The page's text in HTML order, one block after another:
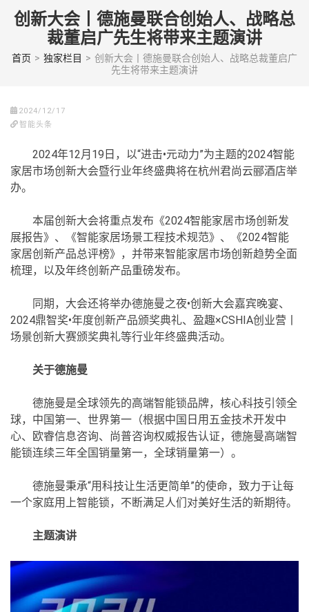
Skip
(Press
创新大会丨德施曼联合创始人、战略总
裁董启广先生将带来主题演讲
首页 > 独家栏目 > 创新大会丨德施曼联合创始人、战略总裁董启广
先生将带来主题演讲
2024/12/17
智能头条
2024年12月19日，以“进击•元动力”为主题的2024智能
家居市场创新大会暨行业年终盛典将在杭州君尚云郦酒店举
办。
本届创新大会将重点发布《2024智能家居市场创新发
展报告》、《智能家居场景工程技术规范》、《2024智能
家居创新产品总评榜》，并带来智能家居市场创新趋势全面
梳理，以及年终创新产品重磅发布。
同期，大会还将举办德施曼之夜•创新大会嘉宾晚宴、
2024鼎智奖•年度创新产品颁奖典礼、盈趣×CSHIA创业营丨
场景创新大赛颁奖典礼等行业年终盛典活动。
关于德施曼
德施曼是全球领先的高端智能锁品牌，核心科技引领全
球，中国第一、世界第一（根据中国日用五金技术开发中
心、欧睿信息咨询、尚普咨询权威报告认证，德施曼高端智
能锁连续三年全国销量第一，全球销量第一）。
德施曼秉承“用科技让生活更简单”的使命，致力于让每
一个家庭用上智能锁，不断满足人们对美好生活的新期待。
主题演讲